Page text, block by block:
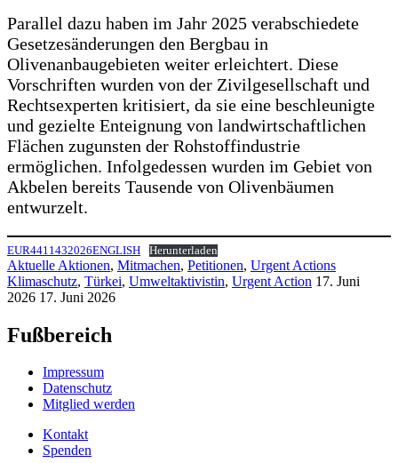
Parallel dazu haben im Jahr 2025 verabschiedete
Gesetzesänderungen den Bergbau in
Olivenanbaugebieten weiter erleichtert. Diese
Vorschriften wurden von der Zivilgesellschaft und
Rechtsexperten kritisiert, da sie eine beschleunigte
und gezielte Enteignung von landwirtschaftlichen
Flächen zugunsten der Rohstoffindustrie
ermöglichen. Infolgedessen wurden im Gebiet von
Akbelen bereits Tausende von Olivenbäumen
entwurzelt.
EUR4411432026ENGLISH Herunterladen
Aktuelle Aktionen, Mitmachen, Petitionen, Urgent Actions
Klimaschutz, Türkei, Umweltaktivistin, Urgent Action 17. Juni
2026 17. Juni 2026
Fußbereich
Impressum
Datenschutz
Mitglied werden
Kontakt
Spenden